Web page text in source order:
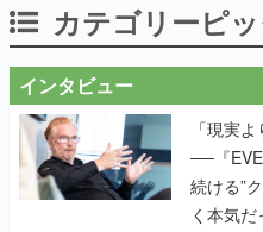
カテゴリーピ
インタビュー
「現実
──『
続ける”
く本気だ